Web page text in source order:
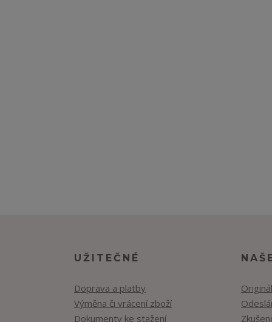
UŽITEČNÉ
Doprava a platby
Výměna či vrácení zboží
Dokumenty ke stažení